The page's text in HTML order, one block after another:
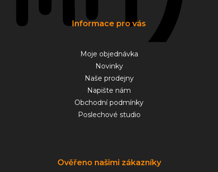
Informace pro vás
Moje objednávka
Novinky
Naše prodejny
Napište nám
Obchodní podmínky
Poslechové studio
Ověřeno našimi zákazníky